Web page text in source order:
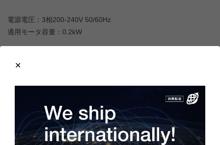
電源電圧：3相200-240V 50/60Hz
適用モータ容量：0.2kW
商品の状態
製造年：2022年
付属品は取扱説明書です。
梱包箱にはキズや汚れがありますが、本体は未使用品ですので、